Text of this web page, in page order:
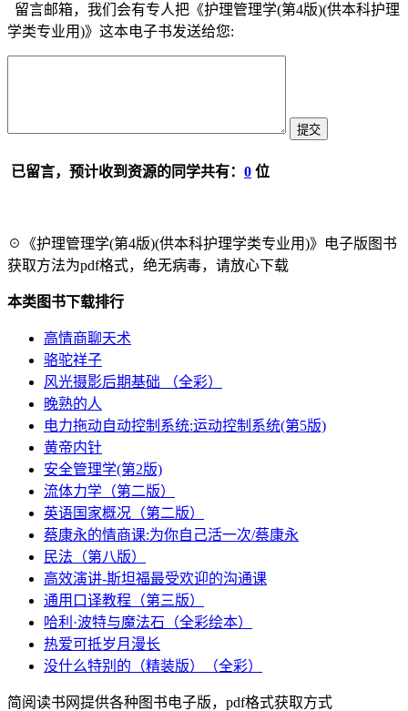
留言邮箱，我们会有专人把《护理管理学(第4版)(供本科护理
学类专业用)》这本电子书发送给您:
已留言，预计收到资源的同学共有： 0 位
☉《护理管理学(第4版)(供本科护理学类专业用)》电子版图书
获取方法为pdf格式，绝无病毒，请放心下载
本类图书下载排行
高情商聊天术
骆驼祥子
风光摄影后期基础 （全彩）
晚熟的人
电力拖动自动控制系统:运动控制系统(第5版)
黄帝内针
安全管理学(第2版)
流体力学（第二版）
英语国家概况（第二版）
蔡康永的情商课:为你自己活一次/蔡康永
民法（第八版）
高效演讲-斯坦福最受欢迎的沟通课
通用口译教程（第三版）
哈利·波特与魔法石（全彩绘本）
热爱可抵岁月漫长
没什么特别的（精装版）（全彩）
简阅读书网提供各种图书电子版，pdf格式获取方式